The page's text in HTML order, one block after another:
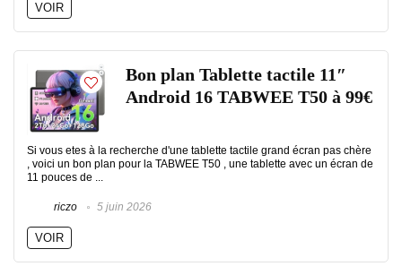
VOIR
Bon plan Tablette tactile 11″
Android 16 TABWEE T50 à 99€
Si vous etes à la recherche d'une tablette tactile grand écran pas chère
, voici un bon plan pour la TABWEE T50 , une tablette avec un écran de
11 pouces de ...
riczo 5 juin 2026
VOIR